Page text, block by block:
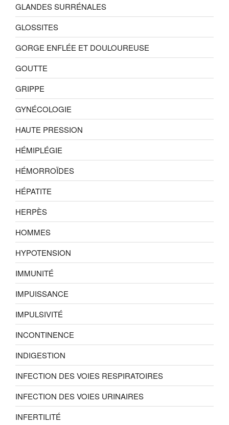
GLANDES SURRÉNALES
GLOSSITES
GORGE ENFLÉE ET DOULOUREUSE
GOUTTE
GRIPPE
GYNÉCOLOGIE
HAUTE PRESSION
HÉMIPLÉGIE
HÉMORROÏDES
HÉPATITE
HERPÈS
HOMMES
HYPOTENSION
IMMUNITÉ
IMPUISSANCE
IMPULSIVITÉ
INCONTINENCE
INDIGESTION
INFECTION DES VOIES RESPIRATOIRES
INFECTION DES VOIES URINAIRES
INFERTILITÉ